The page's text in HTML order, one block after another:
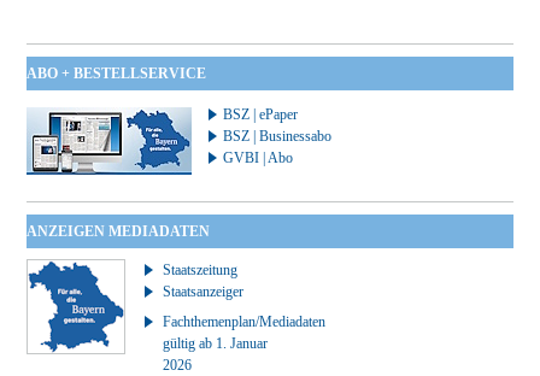
ABO + BESTELLSERVICE
BSZ | ePaper
BSZ | Businessabo
GVBI | Abo
ANZEIGEN MEDIADATEN
Staatszeitung
Staatsanzeiger
Fachthemenplan/Mediadaten
gültig ab 1. Januar
2026